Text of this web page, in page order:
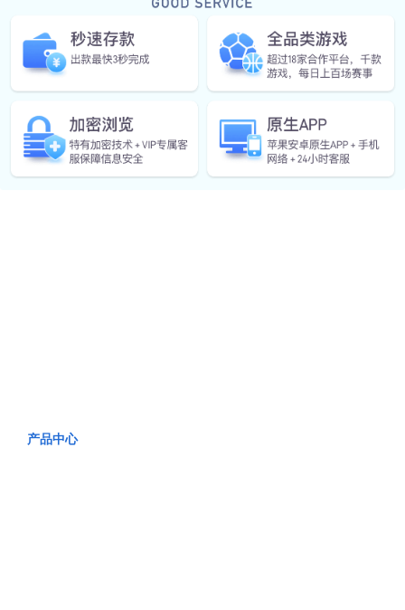
English
产品中心